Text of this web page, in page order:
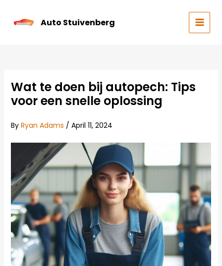
content
Auto Stuivenberg
MAIN
Wat te doen bij autopech: Tips
voor een snelle oplossing
By Ryan Adams / April 11, 2024